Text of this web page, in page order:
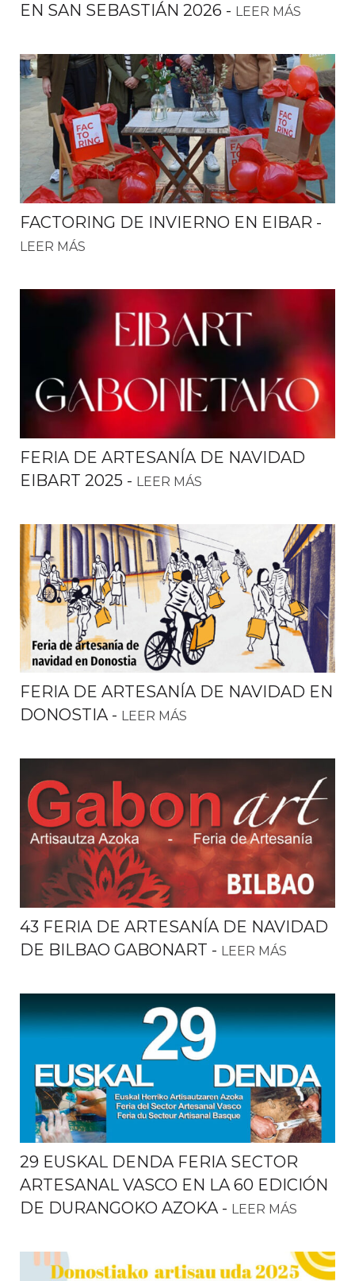
EN SAN SEBASTIÁN 2026 - LEER MÁS
FACTORING DE INVIERNO EN EIBAR -
LEER MÁS
FERIA DE ARTESANÍA DE NAVIDAD
EIBART 2025 - LEER MÁS
FERIA DE ARTESANÍA DE NAVIDAD EN
DONOSTIA - LEER MÁS
43 FERIA DE ARTESANÍA DE NAVIDAD
DE BILBAO GABONART - LEER MÁS
29 EUSKAL DENDA FERIA SECTOR
ARTESANAL VASCO EN LA 60 EDICIÓN
DE DURANGOKO AZOKA - LEER MÁS